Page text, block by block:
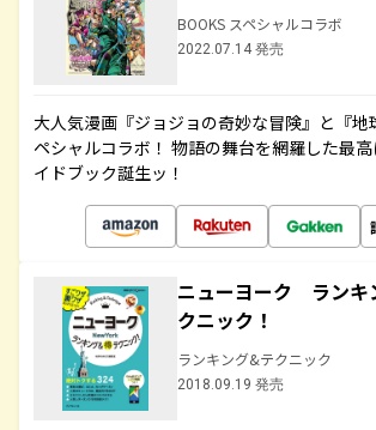
BOOKS スペシャルコラボ
2022.07.14 発売
大人気漫画『ジョジョの奇妙な冒険』と『地
ペシャルコラボ！ 物語の舞台を網羅した最
イドブック誕生ッ！
ニューヨーク ランキ
クニック！
ランキング&テクニック
2018.09.19 発売